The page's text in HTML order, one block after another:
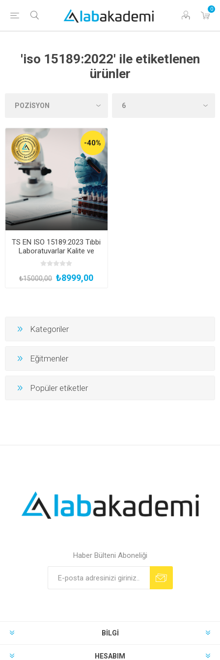
0
'iso 15189:2022' ile etiketlenen
ürünler
-40%
TS EN ISO 15189:2023 Tıbbi
Laboratuvarlar Kalite ve
Yeterlilik için Şartlar Eğitimi
(Çevrimiçi Canlı veya
Kayıttan Hemen İzle)
₺15000,00 ₺8999,00
Kategoriler
Eğitmenler
Popüler etiketler
Haber Bülteni Aboneliği
BILGI
HESABIM